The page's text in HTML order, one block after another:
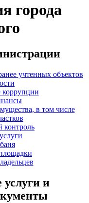
города
учтенных объектов
коррупции
в том числе
и